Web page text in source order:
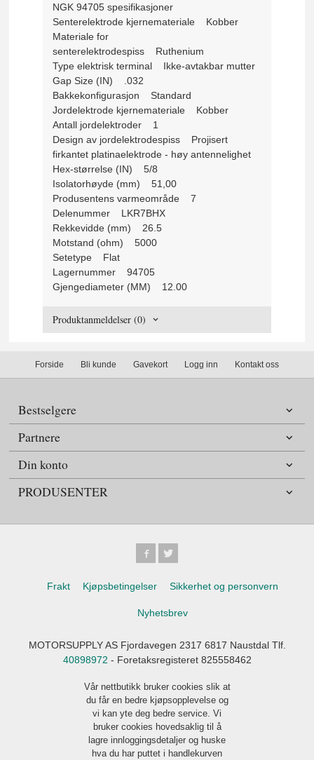
NGK 94705 spesifikasjoner
Senterelektrode kjernemateriale Kobber
Materiale for
senterelektrodespiss Ruthenium
Type elektrisk terminal Ikke-avtakbar mutter
Gap Size (IN) .032
Bakkekonfigurasjon Standard
Jordelektrode kjernemateriale Kobber
Antall jordelektroder 1
Design av jordelektrodespiss Projisert
firkantet platinaelektrode - høy antennelighet
Hex-størrelse (IN) 5/8
Isolatorhøyde (mm) 51,00
Produsentens varmeområde 7
Delenummer LKR7BHX
Rekkevidde (mm) 26.5
Motstand (ohm) 5000
Setetype Flat
Lagernummer 94705
Gjengediameter (MM) 12.00
Produktanmeldelser (0)
Forside Bli kunde Gavekort Logg inn Kontakt oss
Bestselgere
Partnere
Din konto
PRODUSENTER
Frakt Kjøpsbetingelser Sikkerhet og personvern
Nyhetsbrev
MOTORSUPPLY AS Fjordavegen 2317 6817 Naustdal Tlf.
40898972 - Foretaksregisteret 825558462
Vår nettbutikk bruker cookies slik at
du får en bedre kjøpsopplevelse og
vi kan yte deg bedre service. Vi
bruker cookies hovedsaklig til å
lagre innloggingsdetaljer og huske
hva du har puttet i handlekurven